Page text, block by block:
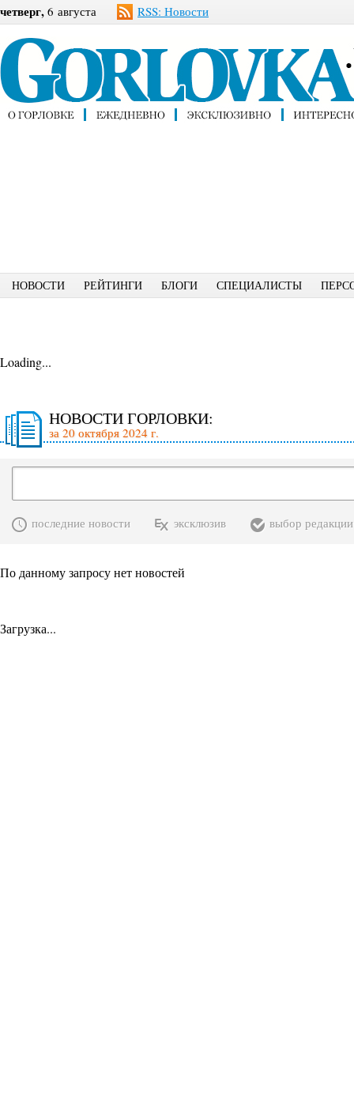
четверг, 6 августа RSS: Новости
НОВОСТИ РЕЙТИНГИ БЛОГИ СПЕЦИАЛИСТЫ
Loading...
НОВОСТИ ГОРЛОВКИ:
за 20 октября 2024 г.
последние новости эксклюзив выбор редакции
По данному запросу нет новостей
Загрузка...